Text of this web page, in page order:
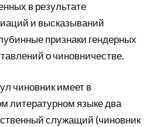
в результате
и высказываний
признаки гендерных
о чиновничестве.
чиновник имеет в
литературном языке два
служащий (чиновник